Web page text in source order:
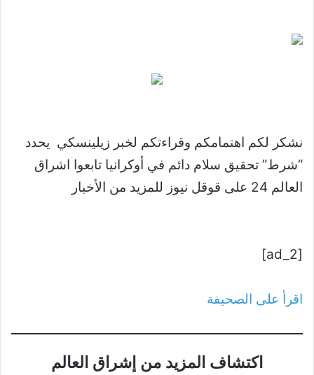
نشكر لكم اهتمامكم وقراءتكم لخبر زيلينسكي يحدد
“شرط” تحقيق سلام دائم في أوكرانيا تابعوا اشراق
العالم 24 على قوقل نيوز للمزيد من الأخبار
[ad_2]
اقرأ على الصحيفة
اكتشاف المزيد من إشراق العالم